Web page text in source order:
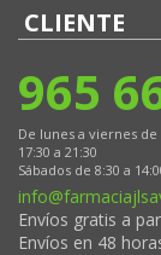
CLIENTE
965
De lunes a viernes de
17:30 a 21:30
Sábados de 8:30 a
Envíos gratis a
Envíos en 48